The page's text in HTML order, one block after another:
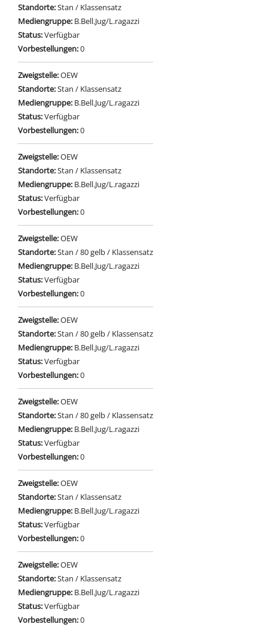
Standorte:Stan / Klassensatz
Mediengruppe: B.Bell.Jug/L.ragazzi
Status:Verfügbar
Vorbestellungen:0
Zweigstelle:OEW
Standorte:Stan / Klassensatz
Mediengruppe: B.Bell.Jug/L.ragazzi
Status:Verfügbar
Vorbestellungen:0
Zweigstelle:OEW
Standorte:Stan / Klassensatz
Mediengruppe: B.Bell.Jug/L.ragazzi
Status:Verfügbar
Vorbestellungen:0
Zweigstelle:OEW
Standorte:Stan / 80 gelb / Klassensatz
Mediengruppe: B.Bell.Jug/L.ragazzi
Status:Verfügbar
Vorbestellungen:0
Zweigstelle:OEW
Standorte:Stan / 80 gelb / Klassensatz
Mediengruppe: B.Bell.Jug/L.ragazzi
Status:Verfügbar
Vorbestellungen:0
Zweigstelle:OEW
Standorte:Stan / 80 gelb / Klassensatz
Mediengruppe: B.Bell.Jug/L.ragazzi
Status:Verfügbar
Vorbestellungen:0
Zweigstelle:OEW
Standorte:Stan / Klassensatz
Mediengruppe: B.Bell.Jug/L.ragazzi
Status:Verfügbar
Vorbestellungen:0
Zweigstelle:OEW
Standorte:Stan / Klassensatz
Mediengruppe: B.Bell.Jug/L.ragazzi
Status:Verfügbar
Vorbestellungen:0